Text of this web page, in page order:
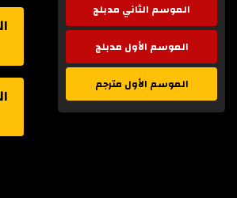
الموسم الثاني مدبلج
الموسم الأول مدبلج
الموسم الأول مترجم